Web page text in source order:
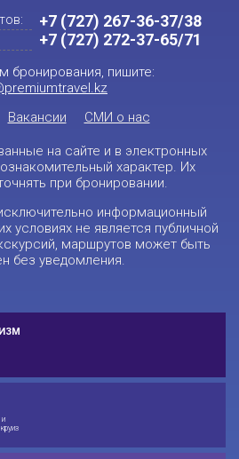
+7 (727) 267-36-37/38
+7 (727) 272-37-65/71
бронирования, пишите:
Вакансии СМИ о нас
на сайте и в электронных
характер. Их
при бронировании.
информационный
условиях не является публичной
маршрутов может быть
без уведомления.
и